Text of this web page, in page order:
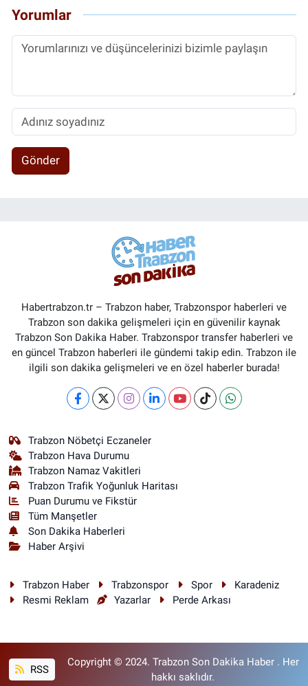
Yorumlar
Gönder
Habertrabzon.tr – Trabzon haber, Trabzonspor haberleri ve
Trabzon son dakika gelişmeleri için en güvenilir kaynak
Trabzon Son Dakika Haber. Trabzonspor transfer haberleri ve
en güncel Trabzon haberleri ile gündemi takip edin. Trabzon ile
ilgili son dakika gelişmeleri ve en özel haberler burada!
Trabzon Nöbetçi Eczaneler
Trabzon Hava Durumu
Trabzon Namaz Vakitleri
Trabzon Trafik Yoğunluk Haritası
Puan Durumu ve Fikstür
Tüm Manşetler
Son Dakika Haberleri
Haber Arşivi
Trabzon Haber Trabzonspor Spor
Karadeniz
Resmi Reklam
Yazarlar Perde Arkası
RSS
Copyright © 2024. Trabzon Son Dakika Haber . Her
hakkı saklıdır.